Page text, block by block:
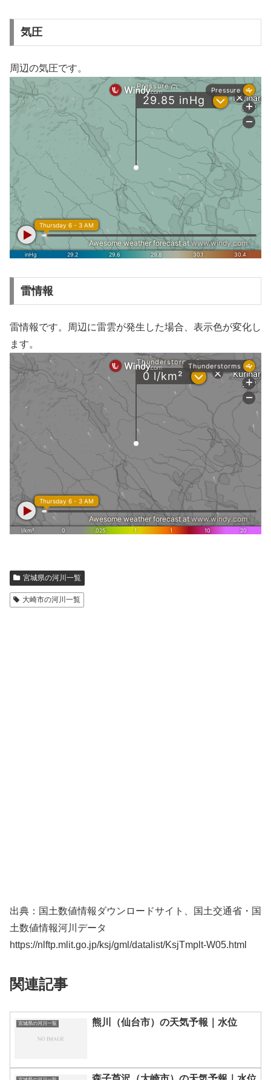
気圧
周辺の気圧です。
雷情報
雷情報です。周辺に雷雲が発生した場合、表示色が変化し
ます。
宮城県の河川一覧
大崎市の河川一覧
出典：国土数値情報ダウンロードサイト、国土交通省・国
土数値情報河川データ
https://nlftp.mlit.go.jp/ksj/gml/datalist/KsjTmplt-W05.html
関連記事
宮城県の河川一覧 熊川（仙台市）の天気予報｜水位